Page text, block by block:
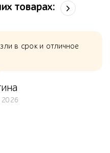
товарах:
в срок и отличное
2026